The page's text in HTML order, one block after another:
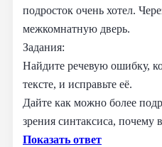
подросток очень хотел.
межкомнатную дверь.
Задания:
Найдите речевую ошибку,
тексте, и исправьте её.
Дайте как можно более
зрения синтаксиса, почему
Показать ответ